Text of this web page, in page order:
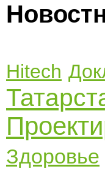
Hitech
Здоровье